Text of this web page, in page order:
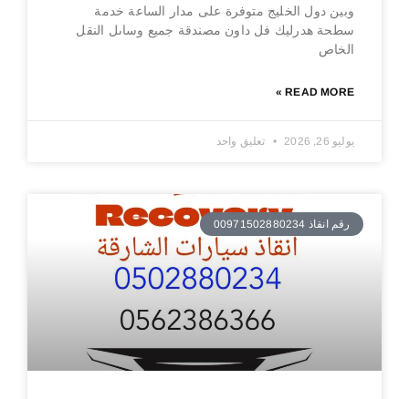
وبين دول الخليج متوفرة على مدار الساعة خدمة
سطحة هدرليك فل داون مصندقة جميع وساىل النقل
الخاص
READ MORE »
يوليو 26, 2026 تعليق واحد
رقم انقاذ 00971502880234